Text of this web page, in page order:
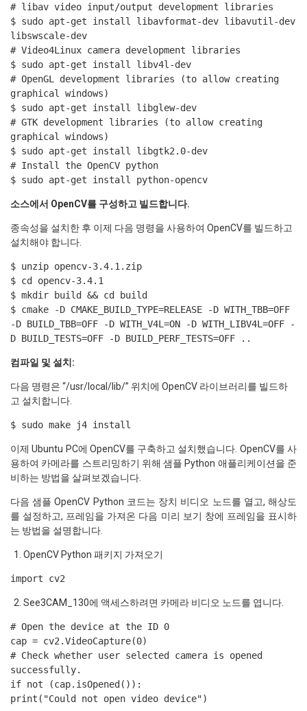
# libav video input/output development libraries
$ sudo apt-get install libavformat-dev libavutil-dev
libswscale-dev
# Video4Linux camera development libraries
$ sudo apt-get install libv4l-dev
# OpenGL development libraries (to allow creating
graphical windows)
$ sudo apt-get install libglew-dev
# GTK development libraries (to allow creating
graphical windows)
$ sudo apt-get install libgtk2.0-dev
# Install the OpenCV python
$ sudo apt-get install python-opencv
소스에서 OpenCV를 구성하고 빌드합니다.
종속성을 설치한 후 이제 다음 명령을 사용하여 OpenCV를 빌드하고
설치해야 합니다.
$ unzip opencv-3.4.1.zip
$ cd opencv-3.4.1
$ mkdir build && cd build
$ cmake -D CMAKE_BUILD_TYPE=RELEASE -D WITH_TBB=OFF
-D BUILD_TBB=OFF -D WITH_V4L=ON -D WITH_LIBV4L=OFF -
D BUILD_TESTS=OFF -D BUILD_PERF_TESTS=OFF ..
컴파일 및 설치:
다음 명령은 “/usr/local/lib/” 위치에 OpenCV 라이브러리를 빌드하
고 설치합니다.
$ sudo make j4 install
이제 Ubuntu PC에 OpenCV를 구축하고 설치했습니다. OpenCV를 사
용하여 카메라를 스트리밍하기 위해 샘플 Python 애플리케이션을 준
비하는 방법을 살펴보겠습니다.
다음 샘플 OpenCV Python 코드는 장치 비디오 노드를 열고, 해상도
를 설정하고, 프레임을 가져온 다음 미리 보기 창에 프레임을 표시하
는 방법을 설명합니다.
OpenCV Python 패키지 가져오기
import cv2
See3CAM_130에 액세스하려면 카메라 비디오 노드를 엽니다.
# Open the device at the ID 0
cap = cv2.VideoCapture(0)
# Check whether user selected camera is opened
successfully.
if not (cap.isOpened()):
print("Could not open video device")